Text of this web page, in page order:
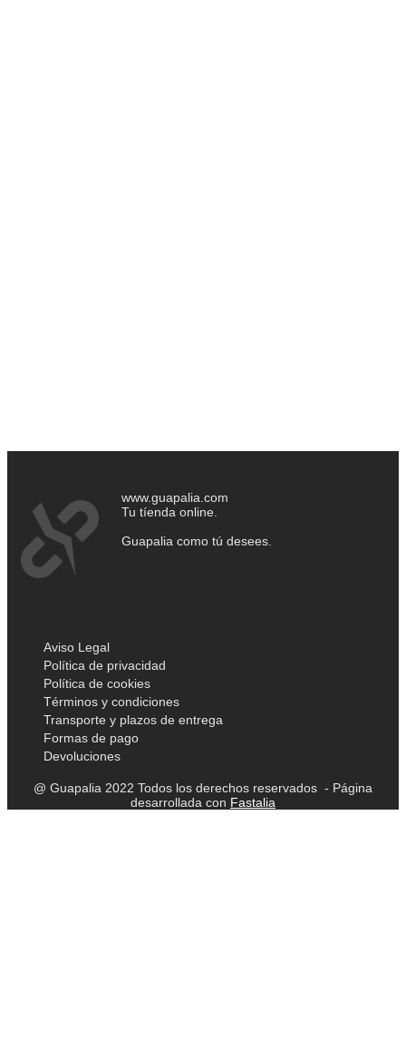
www.guapalia.com
Tu tíenda online.
Guapalia como tú desees.
Aviso Legal
Política de privacidad
Política de cookies
Términos y condiciones
Transporte y plazos de entrega
Formas de pago
Devoluciones
@ Guapalia 2022 Todos los derechos reservados - Página
desarrollada con Fastalia